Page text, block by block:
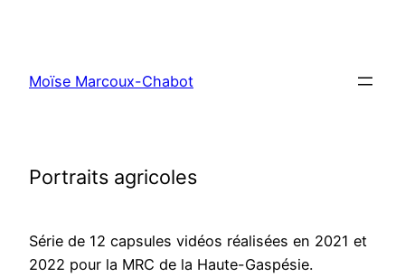
Moïse Marcoux-Chabot
Portraits agricoles
Série de 12 capsules vidéos réalisées en 2021 et
2022 pour la MRC de la Haute-Gaspésie.